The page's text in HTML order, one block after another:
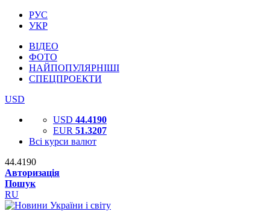
РУС
УКР
ВІДЕО
ФОТО
НАЙПОПУЛЯРНІШІ
СПЕЦПРОЕКТИ
USD
USD 44.4190
EUR 51.3207
Всі курси валют
44.4190
Авторизація
Пошук
RU